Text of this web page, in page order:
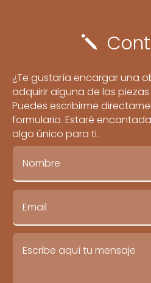
j
¿Te gustaría encargar una
adquirir alguna de las
Puedes escribirme
formulario. Estaré
algo único para ti.